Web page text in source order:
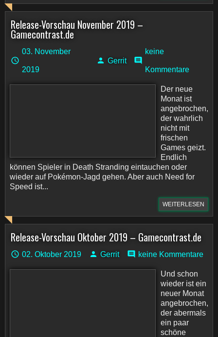
Release-Vorschau November 2019 –
Gamecontrast.de
03. November
2019
Gerrit
keine
Kommentare
Der neue
Monat ist
angebrochen,
der wahrlich
nicht mit
frischen
Games geizt.
Endlich
können Spieler in Death Stranding eintauchen oder
wieder auf Pokémon-Jagd gehen. Aber auch Need for
Speed ist...
WEITERLESEN
Release-Vorschau Oktober 2019 – Gamecontrast.de
02. Oktober 2019 Gerrit keine Kommentare
Und schon
wieder ist ein
neuer Monat
angebrochen,
der abermals
ein paar
schöne